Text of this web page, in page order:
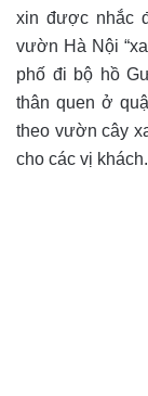
xin được nhắc
vườn Hà Nội
phố đi bộ hồ
thân quen ở
theo vườn cây
cho các vị khách.